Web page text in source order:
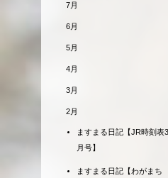
7月
6月
5月
4月
3月
2月
ますまる日記【JR時刻表3
月号】
ますまる日記【わがまち